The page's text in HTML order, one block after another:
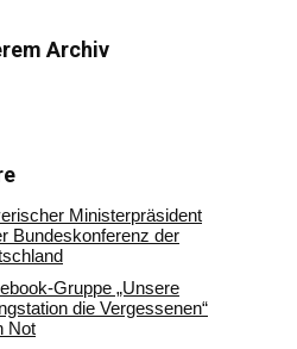
Archiv
Ministerpräsident
Bundeskonferenz der
Gruppe „Unsere
die Vergessenen“
Not